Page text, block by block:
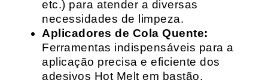
etc.) para atender a diversas
necessidades de limpeza.
Aplicadores de Cola Quente:
Ferramentas indispensáveis para a
aplicação precisa e eficiente dos
adesivos Hot Melt em bastão.